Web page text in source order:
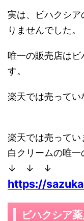
実は、ビハクシア
りませんでした。
唯一の販売店はビ
す。
楽天では売ってい
楽天では売って
白クリームの唯
↓ ↓ ↓
https://
ビハクシア